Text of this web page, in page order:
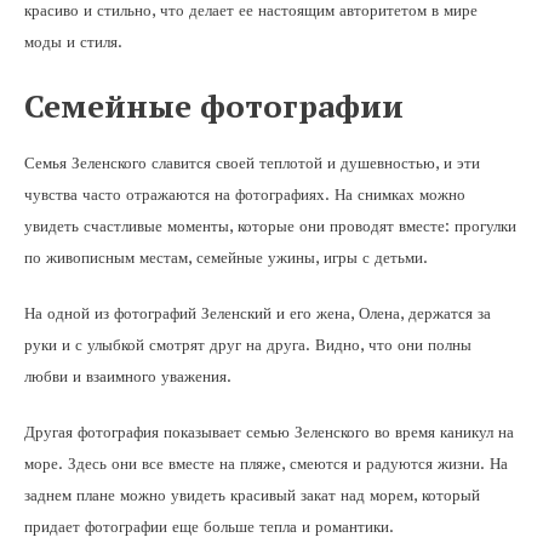
красиво и стильно, что делает ее настоящим авторитетом в мире
моды и стиля.
Семейные фотографии
Семья Зеленского славится своей теплотой и душевностью, и эти
чувства часто отражаются на фотографиях. На снимках можно
увидеть счастливые моменты, которые они проводят вместе: прогулки
по живописным местам, семейные ужины, игры с детьми.
На одной из фотографий Зеленский и его жена, Олена, держатся за
руки и с улыбкой смотрят друг на друга. Видно, что они полны
любви и взаимного уважения.
Другая фотография показывает семью Зеленского во время каникул на
море. Здесь они все вместе на пляже, смеются и радуются жизни. На
заднем плане можно увидеть красивый закат над морем, который
придает фотографии еще больше тепла и романтики.